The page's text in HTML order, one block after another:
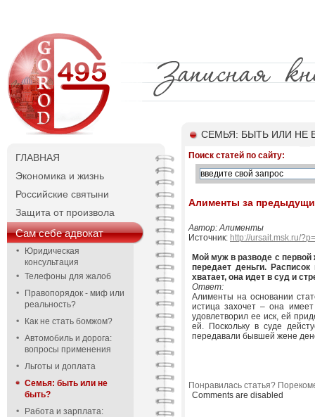
ГЛАВНАЯ
Экономика и жизнь
Российские святыни
Защита от произвола
Сам себе адвокат
Юридическая
консультация
Телефоны для жалоб
Правопорядок - миф или
реальность?
Как не стать бомжом?
Автомобиль и дорога:
вопросы применения
Льготы и доплата
Семья: быть или не
быть?
Работа и зарплата:
СЕМЬЯ: БЫТЬ ИЛИ НЕ
Поиск статей по сайту:
Алименты за
Автор: Алименты
Источник: http://ursait.msk.ru/
Мой муж в разводе с первой
передает деньги.
хватает, она идет в суд и
Ответ:
Алименты на основании
истица захочет – она
удовлетворил ее иск, ей
ей. Поскольку в суде
передавали бывшей жене
Понравилась статья?
Comments are disabled